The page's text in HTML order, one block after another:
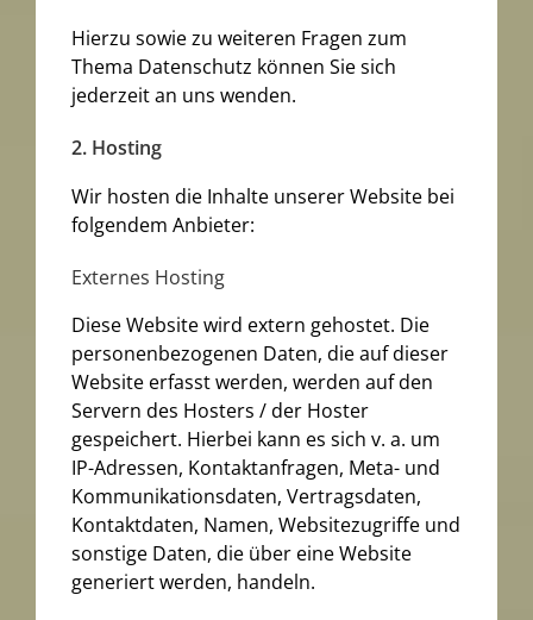
Hierzu sowie zu weiteren Fragen zum
Thema Datenschutz können Sie sich
jederzeit an uns wenden.
2. Hosting
Wir hosten die Inhalte unserer Website bei
folgendem Anbieter:
Externes Hosting
Diese Website wird extern gehostet. Die
personenbezogenen Daten, die auf dieser
Website erfasst werden, werden auf den
Servern des Hosters / der Hoster
gespeichert. Hierbei kann es sich v. a. um
IP-Adressen, Kontaktanfragen, Meta- und
Kommunikationsdaten, Vertragsdaten,
Kontaktdaten, Namen, Websitezugriffe und
sonstige Daten, die über eine Website
generiert werden, handeln.